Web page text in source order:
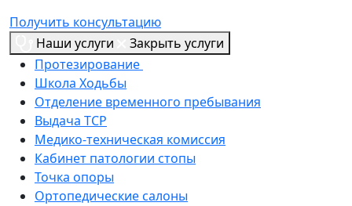
Получить консультацию
Наши услуги
Закрыть услуги
Протезирование
Школа Ходьбы
Отделение временного пребывания
Выдача ТСР
Медико-техническая комиссия
Кабинет патологии стопы
Точка опоры
Ортопедические салоны